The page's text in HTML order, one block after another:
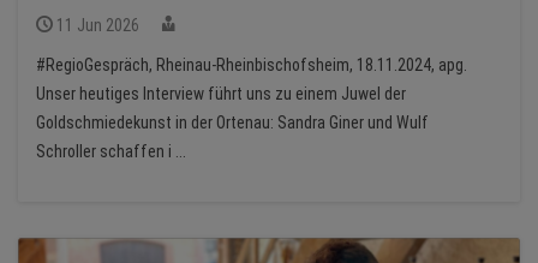
11 Jun 2026
#RegioGespräch, Rheinau-Rheinbischofsheim, 18.11.2024, apg.
Unser heutiges Interview führt uns zu einem Juwel der
Goldschmiedekunst in der Ortenau: Sandra Giner und Wulf
Schroller schaffen i ...